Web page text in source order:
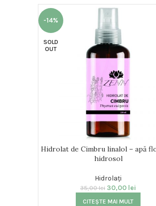
-14%
SOLD
OUT
Hidrolat de Cimbru linalol – apă
hidrosol
Hidrolați
35,00lei 30,00 lei
CITEȘTE MAI MULT